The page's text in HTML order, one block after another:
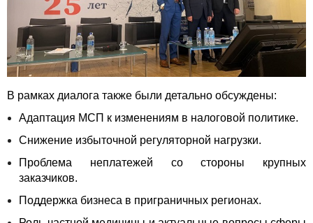
В рамках диалога также были детально обсуждены:
Адаптация МСП к изменениям в налоговой политике.
Снижение избыточной регуляторной нагрузки.
Проблема неплатежей со стороны крупных
заказчиков.
Поддержка бизнеса в приграничных регионах.